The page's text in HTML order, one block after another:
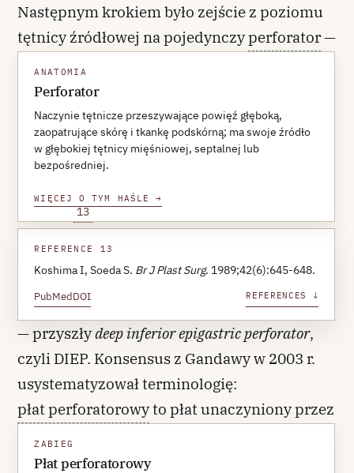
Następnym krokiem było zejście z poziomu
tętnicy źródłowej na pojedynczyperforator
ANATOMIA
Perforator
Naczynie tętnicze przeszywające powięź głęboką,
zaopatrujące skórę i tkankę podskórną; ma swoje źródło
w głębokiej tętnicy mięśniowej, septalnej lub
bezpośredniej.
WIĘCEJ O TYM HAŚLE→
—
naczynie przeszywające powięź głęboką i
zaopatrujące skórę z głębokiego źródła
naczyniowego. Koshima i Soeda w 1989 r.
opisali wolny płat oparty wyłącznie na
perforatorze tętnicy nadbrzusznej dolnej
głębokiej, oszczędzający mięsień prosty
13
REFERENCE 13
Koshima I, Soeda S. Br J Plast Surg. 1989;42(6):645-648.
PubMedDOI REFERENCES ↓
— przyszłydeep inferior epigastric perforator,
czyli DIEP. Konsensus z Gandawy w 2003 r.
usystematyzował terminologię:
płat perforatorowy
ZABIEG
Płat perforatorowy
to płat unaczyniony przez
naczynie przeszywające pochodzące z
głębokiego źródła, pobrany bez mięśnia, na